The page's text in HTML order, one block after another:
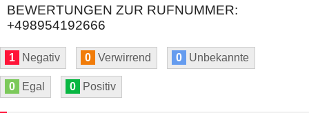
BEWERTUNGEN ZUR RUFNUMMER:
+498954192666
1 Negativ 0 Verwirrend 0 Unbekannte
0 Egal 0 Positiv